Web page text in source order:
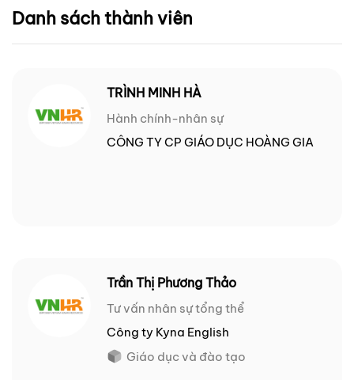
Danh sách thành viên
TRÌNH MINH HÀ
Hành chính-nhân sự
CÔNG TY CP GIÁO DỤC HOÀNG GIA
Trần Thị Phương Thảo
Tư vấn nhân sự tổng thể
Công ty Kyna English
Giáo dục và đào tạo